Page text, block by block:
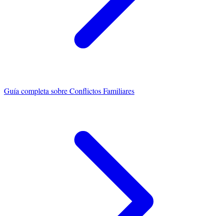
Guía completa sobreConflictos Familiares